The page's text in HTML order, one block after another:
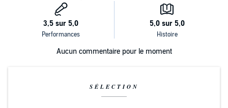
Aucun commentaire pour le moment
SÉLECTION